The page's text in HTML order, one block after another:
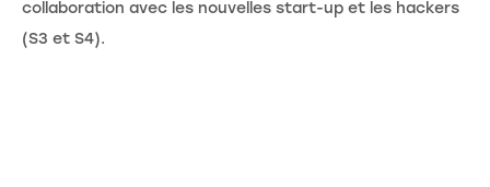
collaboration avec les nouvelles start-up et les hackers
(S3 et S4).